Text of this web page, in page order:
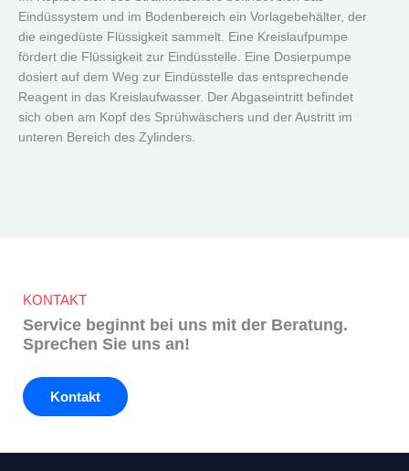
Eindüssystem und im Bodenbereich ein Vorlagebehälter, der
die eingedüste Flüssigkeit sammelt. Eine Kreislaufpumpe
fördert die Flüssigkeit zur Eindüsstelle. Eine Dosierpumpe
dosiert auf dem Weg zur Eindüsstelle das entsprechende
Reagent in das Kreislaufwasser. Der Abgaseintritt befindet
sich oben am Kopf des Sprühwäschers und der Austritt im
unteren Bereich des Zylinders.
KONTAKT
Service beginnt bei uns mit der Beratung.
Sprechen Sie uns an!
Kontakt